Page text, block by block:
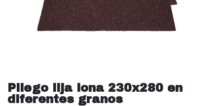
Pliego lija lona 230x280 en
diferentes granos